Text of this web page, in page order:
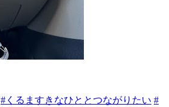
#くるますきなひととつながりたい #